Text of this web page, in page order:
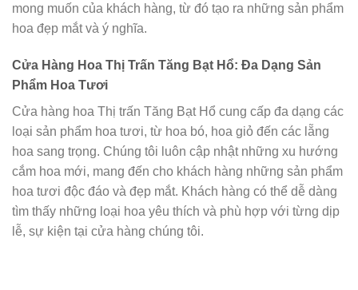
mong muốn của khách hàng, từ đó tạo ra những sản phẩm
hoa đẹp mắt và ý nghĩa.
Cửa Hàng Hoa Thị Trấn Tăng Bạt Hổ: Đa Dạng Sản
Phẩm Hoa Tươi
Cửa hàng hoa Thị trấn Tăng Bạt Hổ cung cấp đa dạng các
loại sản phẩm hoa tươi, từ hoa bó, hoa giỏ đến các lẵng
hoa sang trọng. Chúng tôi luôn cập nhật những xu hướng
cắm hoa mới, mang đến cho khách hàng những sản phẩm
hoa tươi độc đáo và đẹp mắt. Khách hàng có thể dễ dàng
tìm thấy những loại hoa yêu thích và phù hợp với từng dịp
lễ, sự kiện tại cửa hàng chúng tôi.